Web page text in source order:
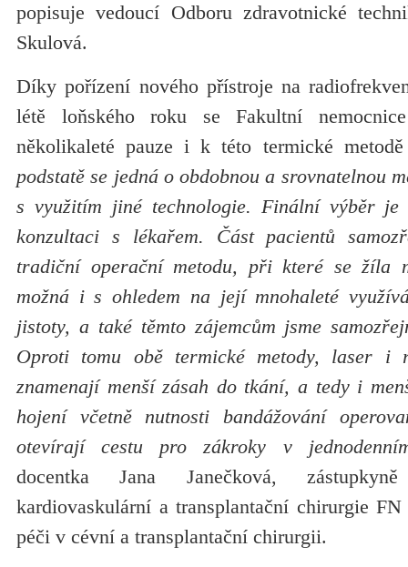
popisuje vedoucí Odboru zdravotnické
Skulová.
Díky pořízení nového přístroje na
létě loňského roku se Fakultní
několikaleté pauze i k této termické
podstatě se jedná o obdobnou a srovnatelnou
s využitím jiné technologie. Finální výběr je
konzultaci s lékařem. Část pacientů
tradiční operační metodu, při které se žíla
možná i s ohledem na její mnohaleté
jistoty, a také těmto zájemcům jsme
Oproti tomu obě termické metody, laser i
znamenají menší zásah do tkání, a tedy i
hojení včetně nutnosti bandážování
otevírají cestu pro zákroky v
docentka Jana Janečková,
kardiovaskulární a transplantační chirurgie
péči v cévní a transplantační chirurgii.